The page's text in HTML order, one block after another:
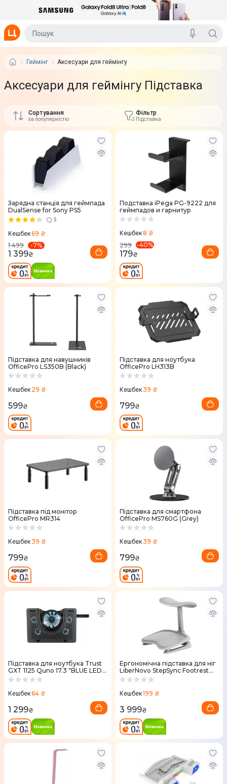
Геймінг Аксесуари для геймінгу
Аксесуари для геймінгу Підставка
Сортування
за популярністю
Фільтр
Підставка
Зарядна станція для геймпада
DualSense for Sony PS5
5
Кешбек69 ₴
1 499
-7%
1 399₴
Подставка iPega PG-9222 для
геймпадов и гарнитур
Кешбек8 ₴
299
-40%
179₴
Підставка для навушників
OfficePro LS350B (Black)
Кешбек 29 ₴
599₴
Підставка для ноутбука
OfficePro LH313B
Кешбек39 ₴
799₴
Підставка під монітор
OfficePro MR314
Кешбек39 ₴
799₴
Підставка для смартфона
OfficePro MS760G (Grey)
Кешбек39 ₴
799₴
Підставка для ноутбука Trust
GXT 1125 Quno 17.3 "BLUE LED
(Black) 23581_TRUST
Кешбек64 ₴
1 299₴
Ергономічна підставка для ніг
LiberNovo StepSync Footrest
Space Gray
Кешбек199 ₴
3 999₴